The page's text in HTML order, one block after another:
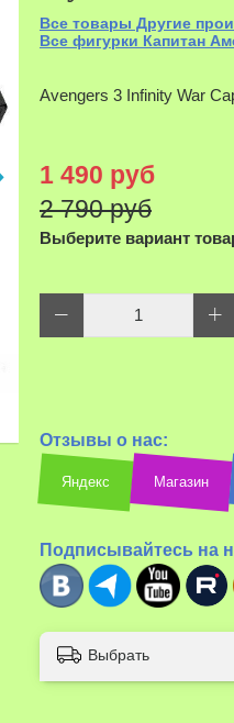
Все товары Другие
Все фигурки Капитан
Avengers 3 Infinity War
1 490 руб
2 790 руб
Выберите вариант
Отзывы о нас:
Яндекс Магазин
Подписывайтесь на
Выбрать